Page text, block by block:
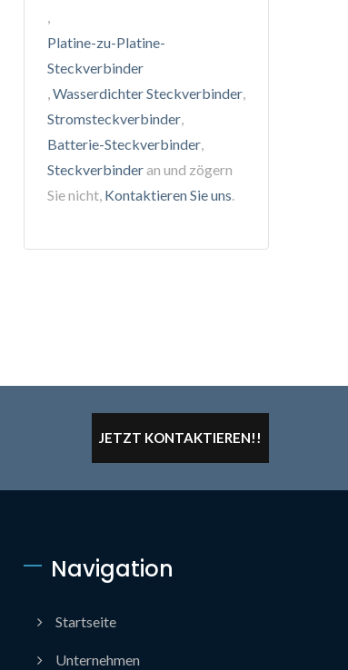
,
Platine-zu-Platine-
Steckverbinder
,Wasserdichter Steckverbinder,
Stromsteckverbinder,
Batterie-Steckverbinder,
Steckverbinderan und zögern
Sie nicht, Kontaktieren Sie uns.
JETZT KONTAKTIEREN!!
Navigation
Startseite
Unternehmen